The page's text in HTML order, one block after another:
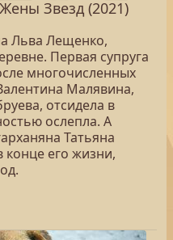
Звезд (2021)
Льва Лещенко,
Первая супруга
многочисленных
Малявина,
отсидела в
ослепла. А
Татьяна
конце его жизни,